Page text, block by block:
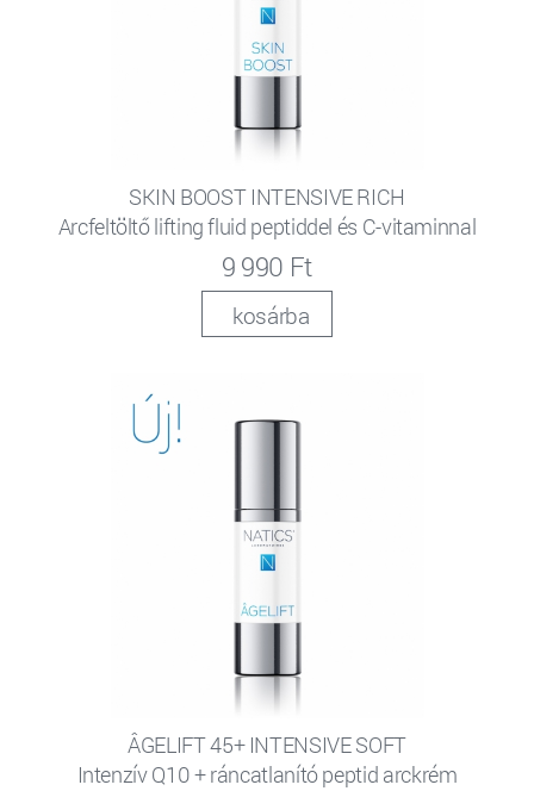
SKIN BOOST INTENSIVE RICH
Arcfeltöltő lifting fluid peptiddel és C-vitaminnal
9 990 Ft
kosárba
ÂGELIFT 45+ INTENSIVE SOFT
Intenzív Q10 + ráncatlanító peptid arckrém